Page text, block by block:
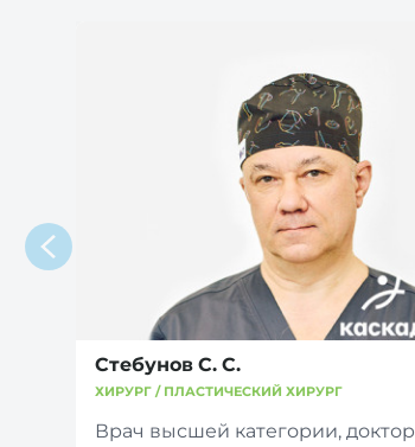
Стебунов С. С.
ХИРУРГ / ПЛАСТИЧЕСКИЙ ХИРУРГ
Врач высшей категории, доктор